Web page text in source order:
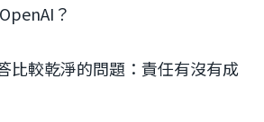
？
比較乾淨的問題：責任有沒有成